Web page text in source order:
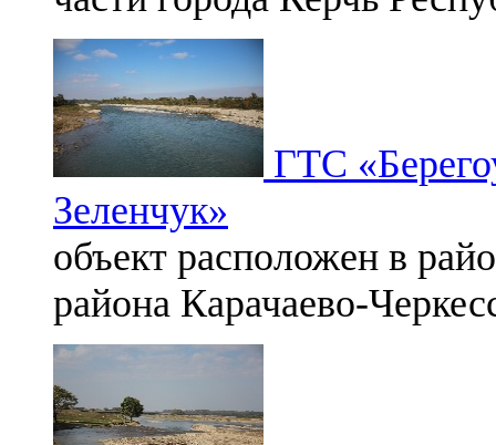
ГТС
Зеленчук»
объект расположен в
района Карачаево-